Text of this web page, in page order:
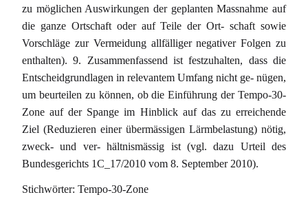
zu möglichen Auswirkungen der geplanten Massnahme auf
die ganze Ortschaft oder auf Teile der Ort- schaft sowie
Vorschläge zur Vermeidung allfälliger negativer Folgen zu
enthalten). 9. Zusammenfassend ist festzuhalten, dass die
Entscheidgrundlagen in relevantem Umfang nicht ge- nügen,
um beurteilen zu können, ob die Einführung der Tempo-30-
Zone auf der Spange im Hinblick auf das zu erreichende
Ziel (Reduzieren einer übermässigen Lärmbelastung) nötig,
zweck- und ver- hältnismässig ist (vgl. dazu Urteil des
Bundesgerichts 1C_17/2010 vom 8. September 2010).
Stichwörter: Tempo-30-Zone